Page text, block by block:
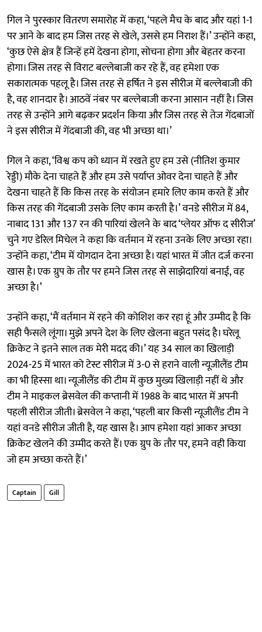
गिल ने पुरस्कार वितरण समारोह में कहा, ‘पहले मैच के बाद और यहां 1-1
पर आने के बाद हम जिस तरह से खेले, उससे हम निराश हैं।’ उन्होंने कहा,
‘कुछ ऐसे क्षेत्र हैं जिन्हें हमें देखना होगा, सोचना होगा और बेहतर करना
होगा। जिस तरह से विराट बल्लेबाजी कर रहे हैं, वह हमेशा एक
सकारात्मक पहलू है। जिस तरह से हर्षित ने इस सीरीज में बल्लेबाजी की
है, वह शानदार है। आठवें नंबर पर बल्लेबाजी करना आसान नहीं है। जिस
तरह से उन्होंने आगे बढ़कर प्रदर्शन किया और जिस तरह से तेज गेंदबाजों
ने इस सीरीज में गेंदबाजी की, वह भी अच्छा था।’
गिल ने कहा, ‘विश्व कप को ध्यान में रखते हुए हम उसे (नीतिश कुमार
रेड्डी) मौके देना चाहते हैं और हम उसे पर्याप्त ओवर देना चाहते हैं और
देखना चाहते हैं कि किस तरह के संयोजन हमारे लिए काम करते हैं और
किस तरह की गेंदबाजी उसके लिए काम करती है।’ वनडे सीरीज में 84,
नाबाद 131 और 137 रन की पारियां खेलने के बाद ‘प्लेयर ऑफ द सीरीज’
चुने गए डेरिल मिचेल ने कहा कि वर्तमान में रहना उनके लिए अच्छा रहा।
उन्होंने कहा, ‘टीम में योगदान देना अच्छा है। यहां भारत में जीत दर्ज करना
खास है। एक ग्रुप के तौर पर हमने जिस तरह से साझेदारियां बनाई, वह
अच्छा है।’
उन्होंने कहा, ‘मैं वर्तमान में रहने की कोशिश कर रहा हूं और उम्मीद है कि
सही फैसले लूंगा। मुझे अपने देश के लिए खेलना बहुत पसंद है। घरेलू
क्रिकेट ने इतने साल तक मेरी मदद की।’ यह 34 साल का खिलाड़ी
2024-25 में भारत को टेस्ट सीरीज में 3-0 से हराने वाली न्यूजीलैंड टीम
का भी हिस्सा था। न्यूजीलैंड की टीम में कुछ मुख्य खिलाड़ी नहीं थे और
टीम ने माइकल ब्रेसवेल की कप्तानी में 1988 के बाद भारत में अपनी
पहली सीरीज जीती। ब्रेसवेल ने कहा, ‘पहली बार किसी न्यूजीलैंड टीम ने
यहां वनडे सीरीज जीती है, यह खास है। आप हमेशा यहां आकर अच्छा
क्रिकेट खेलने की उम्मीद करते हैं। एक ग्रुप के तौर पर, हमने वही किया
जो हम अच्छा करते हैं।’
Captain Gill